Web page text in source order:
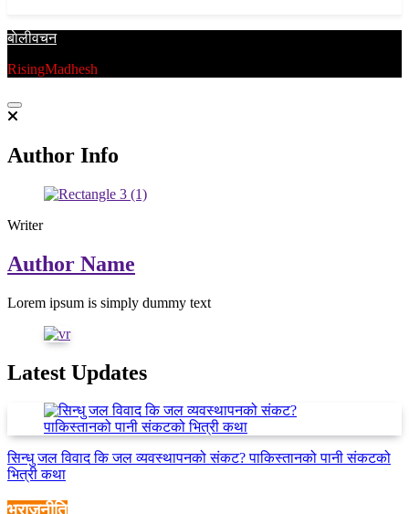
बाेलीवचन
RisingMadhesh
Author Info
Writer
Author Name
Lorem ipsum is simply dummy text
Latest Updates
सिन्धु जल विवाद कि जल व्यवस्थापनको संकट? पाकिस्तानको पानी संकटको
भित्री कथा
भूराजनीति